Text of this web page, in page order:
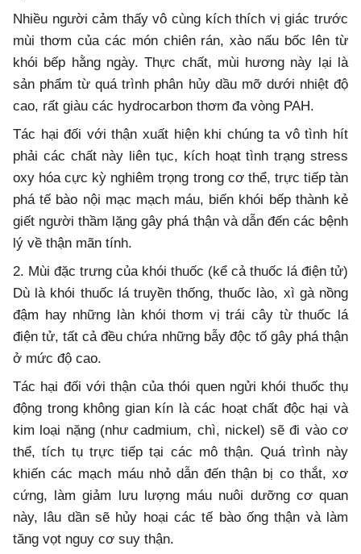
Nhiều người cảm thấy vô cùng kích thích vị giác trước
mùi thơm của các món chiên rán, xào nấu bốc lên từ
khói bếp hằng ngày. Thực chất, mùi hương này lại là
sản phẩm từ quá trình phân hủy dầu mỡ dưới nhiệt độ
cao, rất giàu các hydrocarbon thơm đa vòng PAH.
Tác hại đối với thận xuất hiện khi chúng ta vô tình hít
phải các chất này liên tục, kích hoạt tình trạng stress
oxy hóa cực kỳ nghiêm trọng trong cơ thể, trực tiếp tàn
phá tế bào nội mạc mạch máu, biến khói bếp thành kẻ
giết người thầm lặng gây phá thận và dẫn đến các bệnh
lý về thận mãn tính.
2. Mùi đặc trưng của khói thuốc (kể cả thuốc lá điện tử)
Dù là khói thuốc lá truyền thống, thuốc lào, xì gà nồng
đậm hay những làn khói thơm vị trái cây từ thuốc lá
điện tử, tất cả đều chứa những bẫy độc tố gây phá thận
ở mức độ cao.
Tác hại đối với thận của thói quen ngửi khói thuốc thụ
động trong không gian kín là các hoạt chất độc hại và
kim loại nặng (như cadmium, chì, nickel) sẽ đi vào cơ
thể, tích tụ trực tiếp tại các mô thận. Quá trình này
khiến các mạch máu nhỏ dẫn đến thận bị co thắt, xơ
cứng, làm giảm lưu lượng máu nuôi dưỡng cơ quan
này, lâu dần sẽ hủy hoại các tế bào ống thận và làm
tăng vọt nguy cơ suy thận.